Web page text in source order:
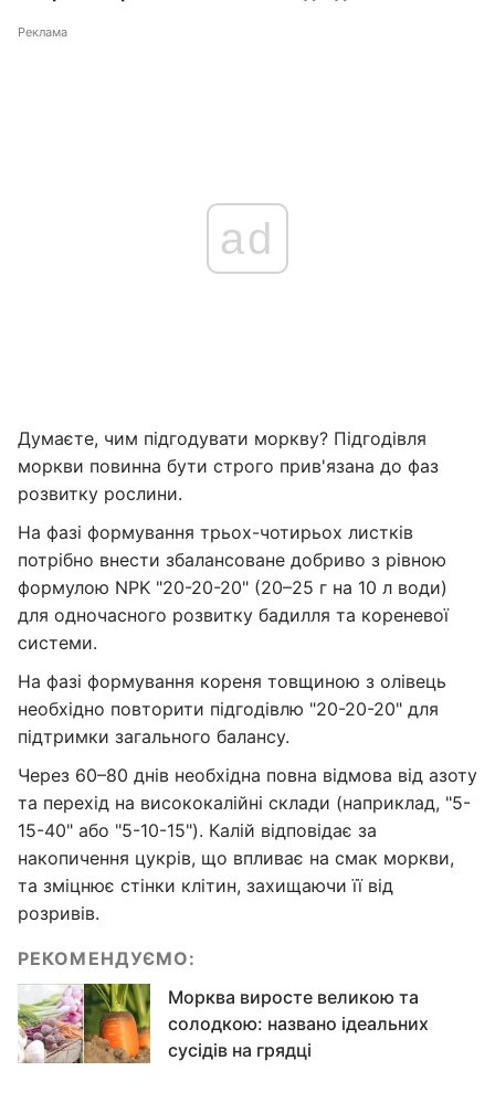
Реклама
ad
Думаєте, чим підгодувати моркву? Підгодівля
моркви повинна бути строго прив'язана до фаз
розвитку рослини.
На фазі формування трьох-чотирьох листків
потрібно внести збалансоване добриво з рівною
формулою NPK "20-20-20" (20–25 г на 10 л води)
для одночасного розвитку бадилля та кореневої
системи.
На фазі формування кореня товщиною з олівець
необхідно повторити підгодівлю "20-20-20" для
підтримки загального балансу.
Через 60–80 днів необхідна повна відмова від азоту
та перехід на висококалійні склади (наприклад, "5-
15-40" або "5-10-15"). Калій відповідає за
накопичення цукрів, що впливає на смак моркви,
та зміцнює стінки клітин, захищаючи її від
розривів.
РЕКОМЕНДУЄМО:
Морква виросте великою та
солодкою: названо ідеальних
сусідів на грядці